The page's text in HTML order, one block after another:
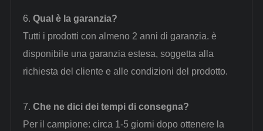
6. Qual è la garanzia?
Tutti i prodotti con almeno 2 anni di garanzia. è
disponibile una garanzia estesa, soggetta alla
richiesta del cliente e alle condizioni del prodotto.
7. Che ne dici dei tempi di consegna?
Per il campione: circa 1-5 giorni dopo ottenere la